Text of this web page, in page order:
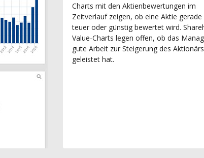
Charts mit den Aktienbewertungen im
Zeitverlauf zeigen, ob eine Aktie gerade
teuer oder günstig bewertet wird.
Value-Charts legen offen, ob das
gute Arbeit zur Steigerung des
geleistet hat.